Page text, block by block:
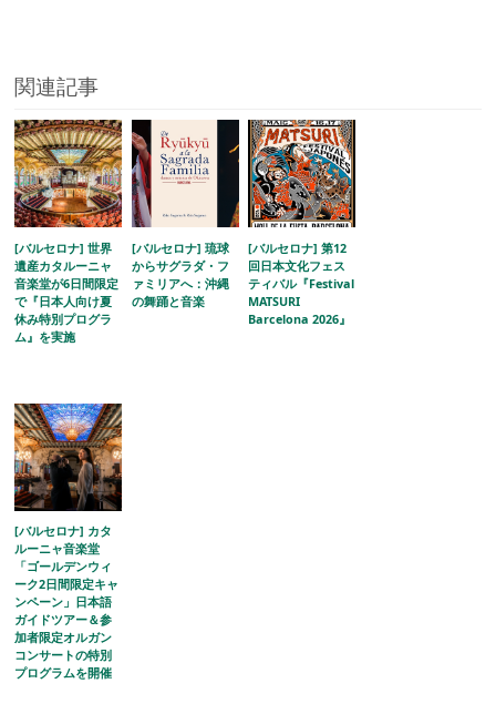
関連記事
[バルセロナ] 世界
遺産カタルーニャ
音楽堂が6日間限定
で『日本人向け夏
休み特別プログラ
ム』を実施
[バルセロナ] 琉球
からサグラダ・フ
ァミリアへ：沖縄
の舞踊と音楽
[バルセロナ] 第12
回日本文化フェス
ティバル『Festival
MATSURI
Barcelona 2026』
[バルセロナ] カタ
ルーニャ音楽堂
「ゴールデンウィ
ーク2日間限定キャ
ンペーン」日本語
ガイドツアー＆参
加者限定オルガン
コンサートの特別
プログラムを開催